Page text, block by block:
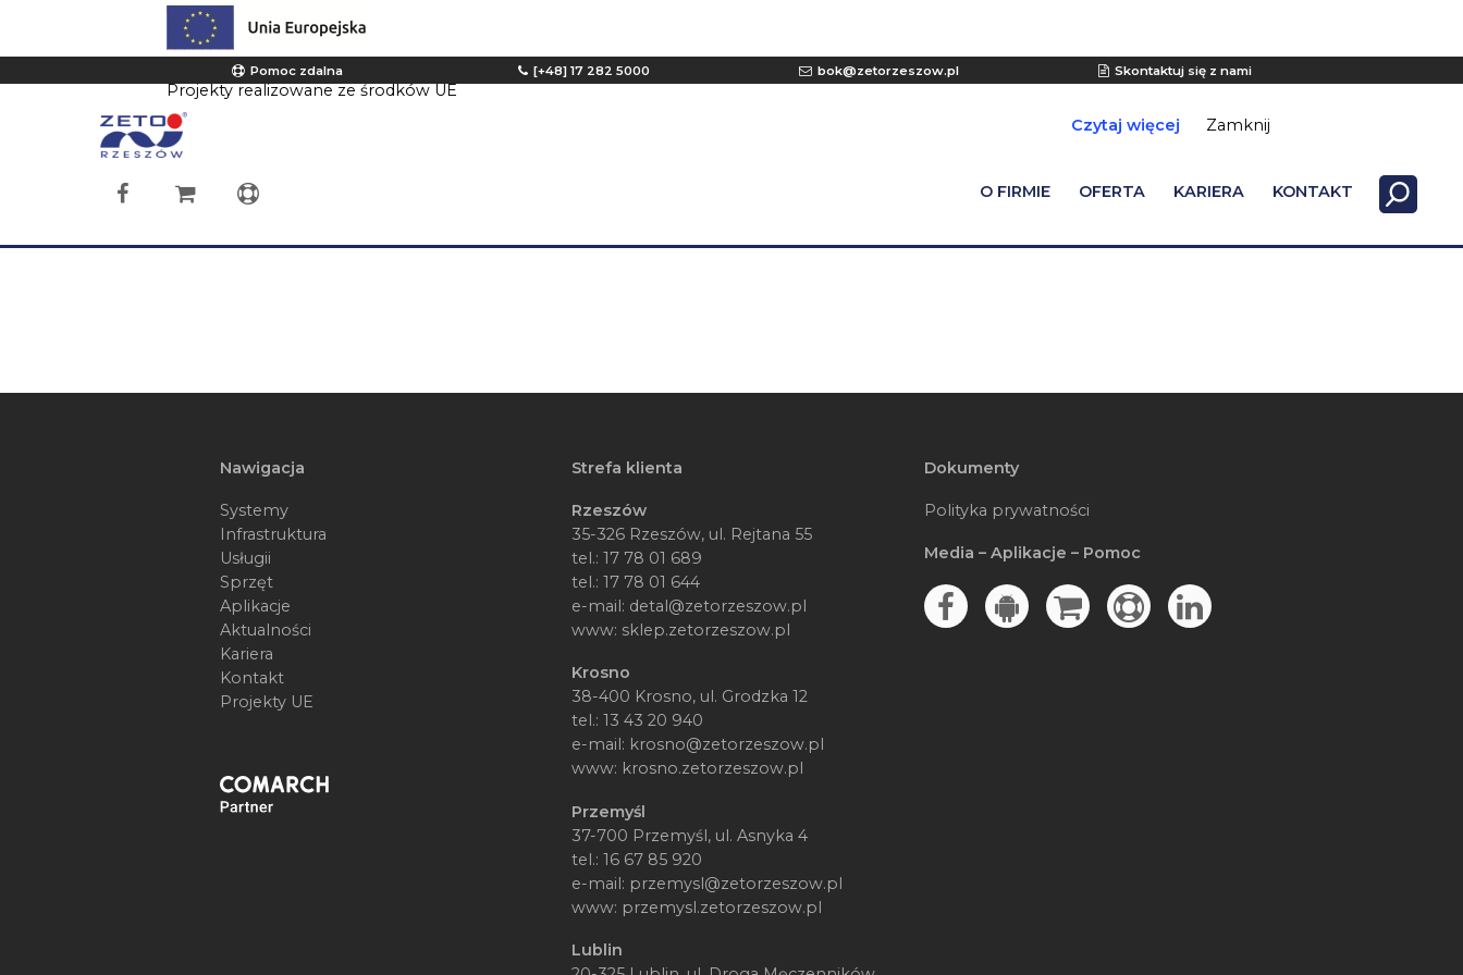
Projekty realizowane ze środków UE
Czytaj więcej
Zamknij
Pomoc zdalna [+48] 17 282 5000 bok@zetorzeszow.pl Skontaktuj się z nami
O FIRMIE OFERTA KARIERA KONTAKT
Nawigacja
Systemy
Infrastruktura
Usługii
Sprzęt
Aplikacje
Aktualności
Kariera
Kontakt
Projekty UE
Strefa klienta
Rzeszów
35-326 Rzeszów, ul. Rejtana 55
tel.:17 78 01 689
tel.:17 78 01 644
e-mail: detal@zetorzeszow.pl
www: sklep.zetorzeszow.pl
Krosno
38-400 Krosno, ul. Grodzka 12
tel.:13 43 20 940
e-mail: krosno@zetorzeszow.pl
www: krosno.zetorzeszow.pl
Przemyśl
37-700 Przemyśl, ul. Asnyka 4
tel.:16 67 85 920
e-mail: przemysl@zetorzeszow.pl
www: przemysl.zetorzeszow.pl
Lublin
Dokumenty
Polityka prywatności
Media – Aplikacje – Pomoc